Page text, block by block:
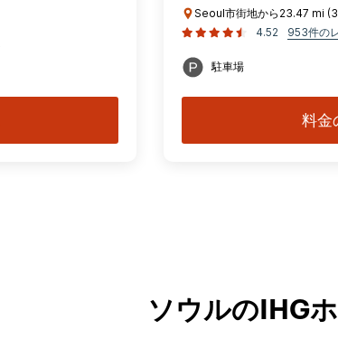
Seoul市街地から23.47 mi
4.52
953件の
駐車場
料金
ソウルのIHG